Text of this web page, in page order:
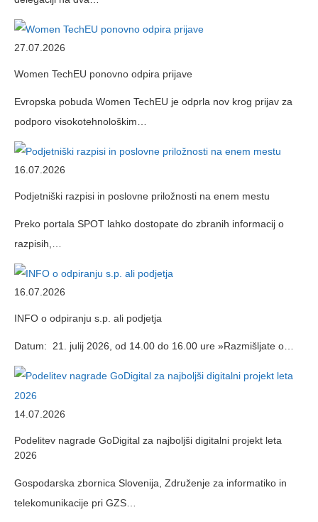
27.07.2026
Women TechEU ponovno odpira prijave
Evropska pobuda Women TechEU je odprla nov krog prijav za
podporo visokotehnološkim…
16.07.2026
Podjetniški razpisi in poslovne priložnosti na enem mestu
Preko portala SPOT lahko dostopate do zbranih informacij o
razpisih,…
16.07.2026
INFO o odpiranju s.p. ali podjetja
Datum: 21. julij 2026, od 14.00 do 16.00 ure »Razmišljate o…
14.07.2026
Podelitev nagrade GoDigital za najboljši digitalni projekt leta
2026
Gospodarska zbornica Slovenija, Združenje za informatiko in
telekomunikacije pri GZS…